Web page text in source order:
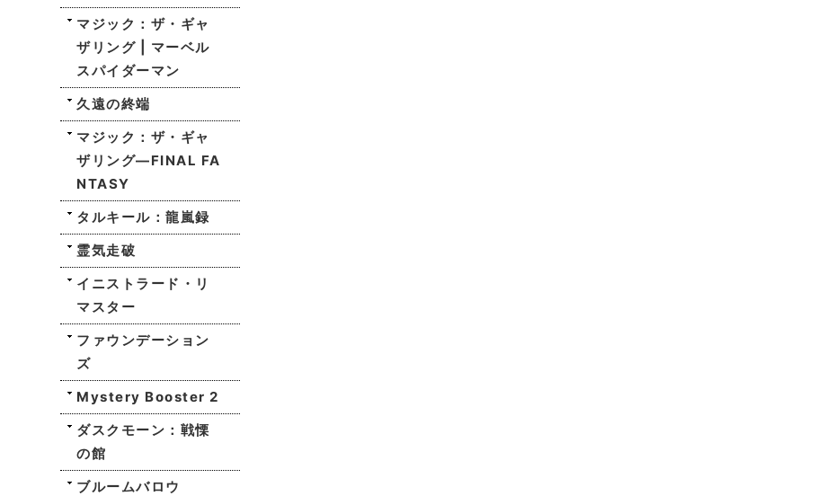
マジック：ザ・ギャ
ザリング | マーベル
スパイダーマン
久遠の終端
マジック：ザ・ギャ
ザリング—FINAL FA
NTASY
タルキール：龍嵐録
霊気走破
イニストラード・リ
マスター
ファウンデーション
ズ
Mystery Booster 2
ダスクモーン：戦慄
の館
ブルームバロウ